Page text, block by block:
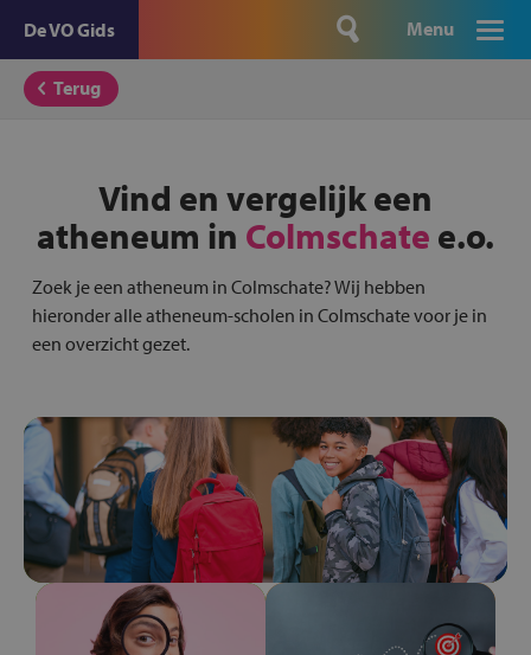
De VO Gids Menu
Terug
Vind en vergelijk een
atheneum in Colmschate e.o.
Zoek je een atheneum in Colmschate? Wij hebben
hieronder alle atheneum-scholen in Colmschate voor je in
een overzicht gezet.